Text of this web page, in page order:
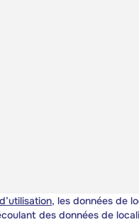
, les données de
des données de